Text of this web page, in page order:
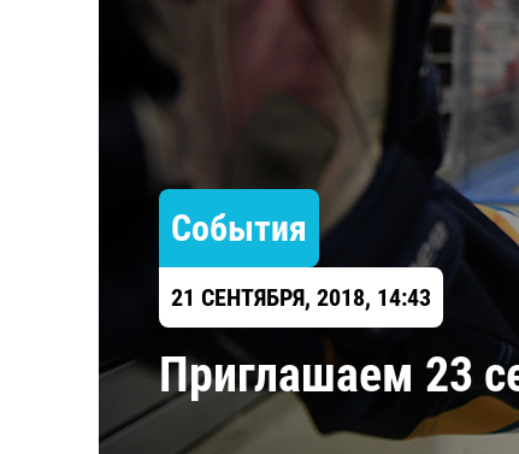
Шанхайские Драконы
События
21 СЕНТЯБРЯ, 2018, 14:43
Приглашаем 23